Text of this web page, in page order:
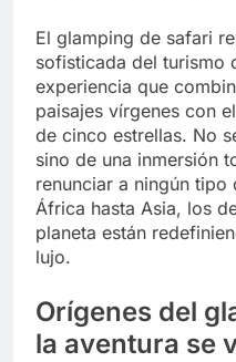
El glamping de safari
sofisticada del turismo
experiencia que
paisajes vírgenes con
de cinco estrellas. No
sino de una inmersión
renunciar a ningún
África hasta Asia, los
planeta están
lujo.
Orígenes del
la aventura se